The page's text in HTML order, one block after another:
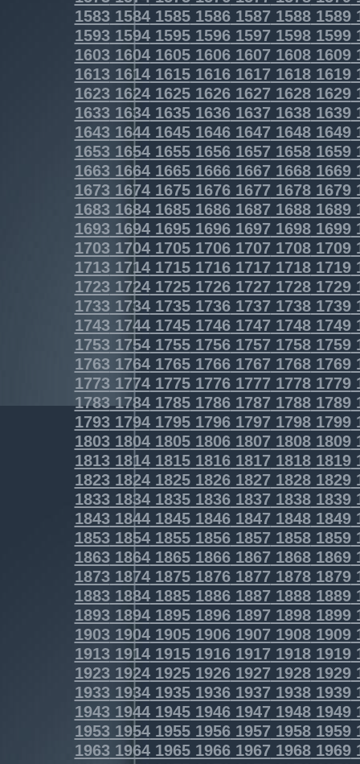
1583158415851586158715881589
1593159415951596159715981599
1603160416051606160716081609
1613161416151616161716181619
1623162416251626162716281629
1633163416351636163716381639
1643164416451646164716481649
1653165416551656165716581659
1663166416651666166716681669
1673167416751676167716781679
1683168416851686168716881689
1693169416951696169716981699
1703170417051706170717081709
1713171417151716171717181719
1723172417251726172717281729
1733173417351736173717381739
1743174417451746174717481749
1753175417551756175717581759
1763176417651766176717681769
1773177417751776177717781779
1783178417851786178717881789
1793179417951796179717981799
1803180418051806180718081809
1813181418151816181718181819
1823182418251826182718281829
1833183418351836183718381839
1843184418451846184718481849
1853185418551856185718581859
1863186418651866186718681869
1873187418751876187718781879
1883188418851886188718881889
1893189418951896189718981899
1903190419051906190719081909
1913191419151916191719181919
1923192419251926192719281929
1933193419351936193719381939
1943194419451946194719481949
1953195419551956195719581959
1963196419651966196719681969